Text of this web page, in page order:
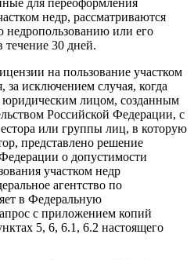
недр, рассматриваются
недропользованию или его
30 дней.
на пользование участком
за исключением случая, когда
лицом, созданным
Российской Федерации, с
или группы лиц, в которую
представлено решение
о допустимости
участком недр
агентство по
в Федеральную
с приложением копий
5, 6, 6.1, 6.2 настоящего